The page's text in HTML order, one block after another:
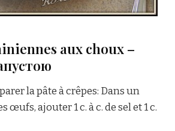
aux choux –
la pâte à crêpes: Dans un
œufs, ajouter 1 c. à c. de sel et 1 c.